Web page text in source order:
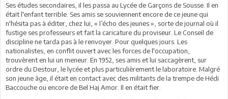
Ses études secondaires, il les passa au Lycée de Garçons de Sousse. Il en
était l'enfant terrible. Ses amis se souviennent encore de ce jeune qui
n'hésita pas à éditer, chez lui, « l’écho des jeunes », sorte de journal où il
fustige ses professeurs et fait la caricature du proviseur. Le Conseil de
discipline ne tarda pas à le renvoyer. Pour quelques jours. Les
nationalistes, en conflit ouvert avec les forces de l'occupation,
trouvèrent en lui un meneur. En 1952, ses amis et lui saccagèrent, sur
ordre du Destour, le lycée et plus particulièrement le laboratoire. Malgré
son jeune âge, il était en contact avec des militants de la trempe de Hédi
Baccouche ou encore de Bel Haj Amor. Il en était fier.